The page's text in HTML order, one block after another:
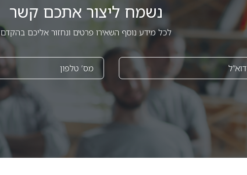
נשמח ליצור אתכם קשר
לכל מידע נוסף השאירו פרטים ונחזור אליכם בהקדם